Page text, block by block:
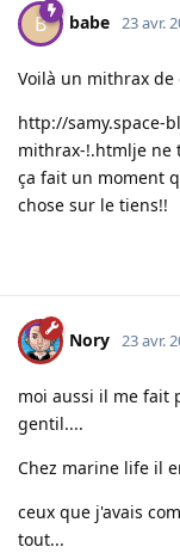
B babe 23 avr.
Voilà un mithrax de
http://samy.space-
mithrax-!.htmlje ne
ça fait un moment
chose sur le tiens!!
Nory 23 avr.
moi aussi il me fait
gentil....
Chez marine life il
ceux que j'avais
tout...